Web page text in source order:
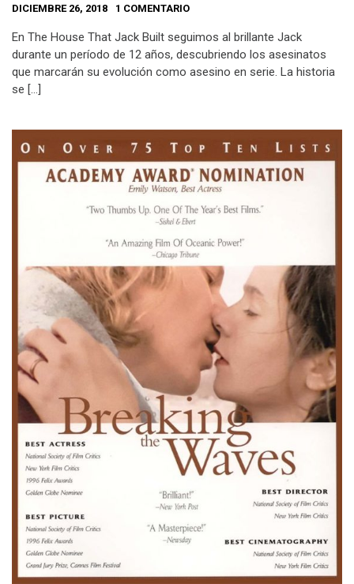
DICIEMBRE 26, 2018 1 COMENTARIO
En The House That Jack Built seguimos al brillante Jack
durante un período de 12 años, descubriendo los asesinatos
que marcarán su evolución como asesino en serie. La historia
se […]